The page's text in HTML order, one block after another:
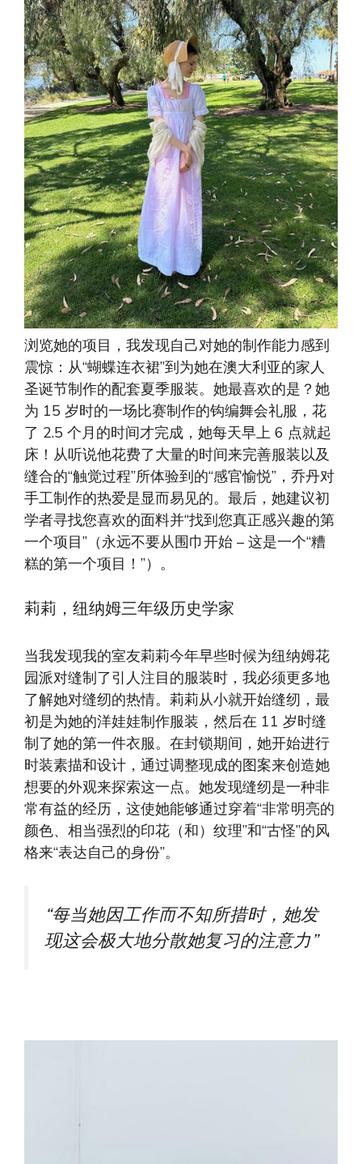
浏览她的项目，我发现自己对她的制作能力感到
震惊：从“蝴蝶连衣裙”到为她在澳大利亚的家人
圣诞节制作的配套夏季服装。她最喜欢的是？她
为 15 岁时的一场比赛制作的钩编舞会礼服，花
了 2.5 个月的时间才完成，她每天早上 6 点就起
床！从听说他花费了大量的时间来完善服装以及
缝合的“触觉过程”所体验到的“感官愉悦”，乔丹对
手工制作的热爱是显而易见的。最后，她建议初
学者寻找您喜欢的面料并“找到您真正感兴趣的第
一个项目”（永远不要从围巾开始 – 这是一个“糟
糕的第一个项目！”）。
莉莉，纽纳姆三年级历史学家
当我发现我的室友莉莉今年早些时候为纽纳姆花
园派对缝制了引人注目的服装时，我必须更多地
了解她对缝纫的热情。莉莉从小就开始缝纫，最
初是为她的洋娃娃制作服装，然后在 11 岁时缝
制了她的第一件衣服。在封锁期间，她开始进行
时装素描和设计，通过调整现成的图案来创造她
想要的外观来探索这一点。她发现缝纫是一种非
常有益的经历，这使她能够通过穿着“非常明亮的
颜色、相当强烈的印花（和）纹理”和“古怪”的风
格来“表达自己的身份”。
“每当她因工作而不知所措时，她发
现这会极大地分散她复习的注意力”